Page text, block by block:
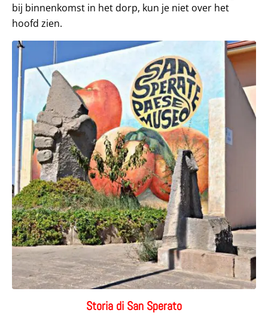
bij binnenkomst in het dorp, kun je niet over het
hoofd zien.
Storia di San Sperato